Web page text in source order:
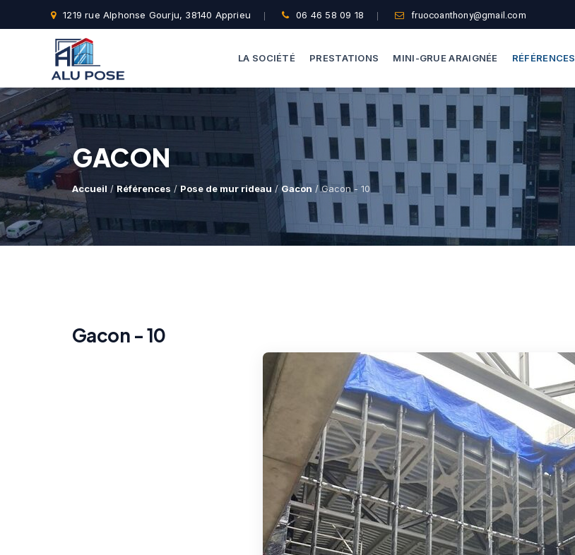
1219 rue Alphonse Gourju, 38140 Apprieu 06 46 58 09 18 fruocoanthony@gmail.com
LA SOCIÉTÉ PRESTATIONS
Dépannage Vitrages
Vitrine Magasin
Expertise Bris De Glace
Recherche De Fuite
MINI-GRUE ARAIGNÉE
Capacité De Levage
Nos Formules
RÉFÉRENCES
GACON
Accueil / Références /Pose de mur rideau / Gacon / Gacon - 10
Gacon - 10